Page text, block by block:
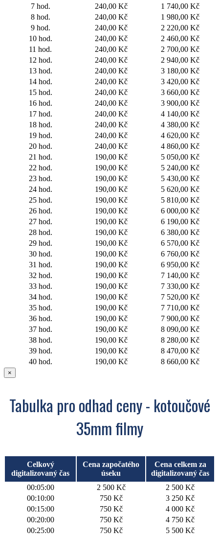
7 hod. 240,00 Kč
1 740,00 Kč
8 hod.
240,00 Kč
1 980,00 Kč
9 hod.
240,00 Kč
2 220,00 Kč
10 hod.
240,00 Kč
2 460,00 Kč
11 hod.
240,00 Kč
2 700,00 Kč
12 hod.
240,00 Kč
2 940,00 Kč
13 hod.
240,00 Kč
3 180,00 Kč
14 hod.
240,00 Kč
3 420,00 Kč
15 hod.
240,00 Kč
3 660,00 Kč
16 hod.
240,00 Kč
3 900,00 Kč
17 hod.
240,00 Kč
4 140,00 Kč
18 hod.
240,00 Kč
4 380,00 Kč
19 hod.
240,00 Kč
4 620,00 Kč
20 hod.
240,00 Kč
4 860,00 Kč
21 hod.
190,00 Kč
5 050,00 Kč
22 hod.
190,00 Kč
5 240,00 Kč
23 hod.
190,00 Kč
5 430,00 Kč
24 hod.
190,00 Kč
5 620,00 Kč
25 hod.
190,00 Kč
5 810,00 Kč
26 hod.
190,00 Kč
6 000,00 Kč
27 hod.
190,00 Kč
6 190,00 Kč
28 hod.
190,00 Kč
6 380,00 Kč
29 hod.
190,00 Kč
6 570,00 Kč
30 hod.
190,00 Kč
6 760,00 Kč
31 hod.
190,00 Kč
6 950,00 Kč
32 hod.
190,00 Kč
7 140,00 Kč
33 hod.
190,00 Kč
7 330,00 Kč
34 hod.
190,00 Kč
7 520,00 Kč
35 hod.
190,00 Kč
7 710,00 Kč
36 hod.
190,00 Kč
7 900,00 Kč
37 hod.
190,00 Kč
8 090,00 Kč
38 hod.
190,00 Kč
8 280,00 Kč
39 hod.
190,00 Kč
8 470,00 Kč
40 hod.
190,00 Kč 8 660,00 Kč
×
Tabulka pro odhad ceny - kotoučové
35mm filmy
Celkový
digitalizovaný čas
Cena započatého
úseku
Cena celkem za
digitalizovaný čas
00:05:00
2 500 Kč
2 500 Kč
00:10:00
750 Kč
3 250 Kč
00:15:00
750 Kč
4 000 Kč
00:20:00
750 Kč
4 750 Kč
00:25:00
750 Kč
5 500 Kč